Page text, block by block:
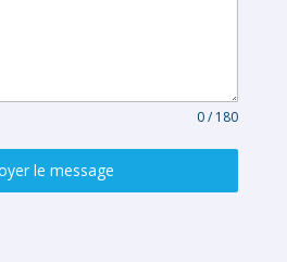
0 / 180
le message